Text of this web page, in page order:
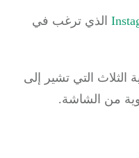
الذي ترغب في
التي تشير إلى
من الشاشة.